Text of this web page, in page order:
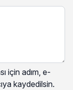
için adım, e-
kaydedilsin.